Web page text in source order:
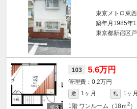
東京メトロ東
築年月1985年
東京都新宿区
103 5.6万円
0.2万円
敷 1ヶ月 礼
1ヶ月
1階 ワンルーム（18ｍ2 ）